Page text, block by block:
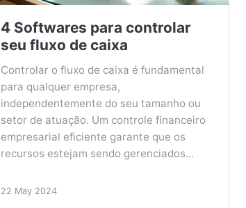
4 Softwares para controlar
seu fluxo de caixa
Controlar o fluxo de caixa é fundamental
para qualquer empresa,
independentemente do seu tamanho ou
setor de atuação. Um controle financeiro
empresarial eficiente garante que os
recursos estejam sendo gerenciados...
22 May 2024